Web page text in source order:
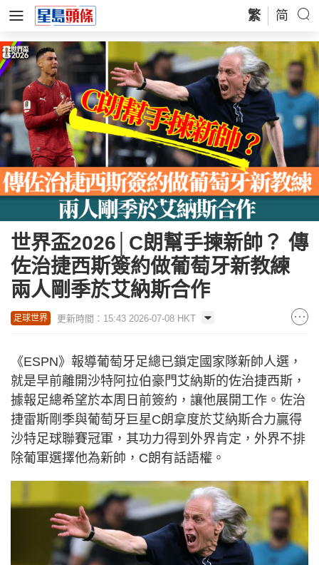
繁 简
世界盃2026│C朗幫手揀新帥？ 傳
佐治捷西斯簽約做葡萄牙新教練
兩人剛季於艾納斯合作
足球世界 更新時間：15:43 2026-07-08 HKT
《ESPN》報導葡萄牙足總已鎖定國家隊新帥人選，
就是早前離開沙特阿拉伯豪門艾納斯的佐治捷西斯，
據報足總希望於本周日前簽約，讓他展開工作。佐治
捷雷斯剛季與葡萄牙巨星C朗拿度於艾納斯合力贏得
沙特足球聯賽冠軍，其功力得到外界肯定，外界不排
除葡軍選擇他為新帥，C朗有話語權。